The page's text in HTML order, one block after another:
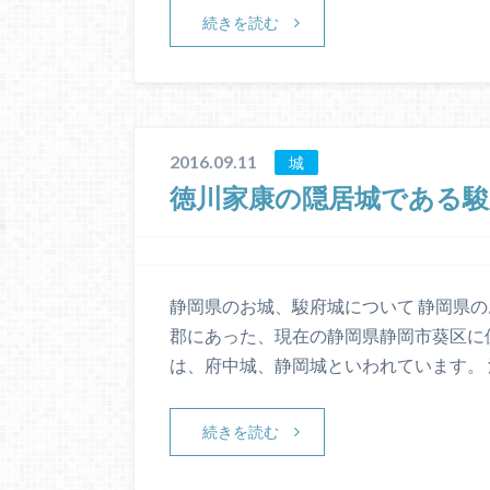
続きを読む
2016.09.11 城
徳川家康の隠居城である
静岡県のお城、駿府城について 静岡県
郡にあった、現在の静岡県静岡市葵区
は、府中城、静岡城といわれています
続きを読む